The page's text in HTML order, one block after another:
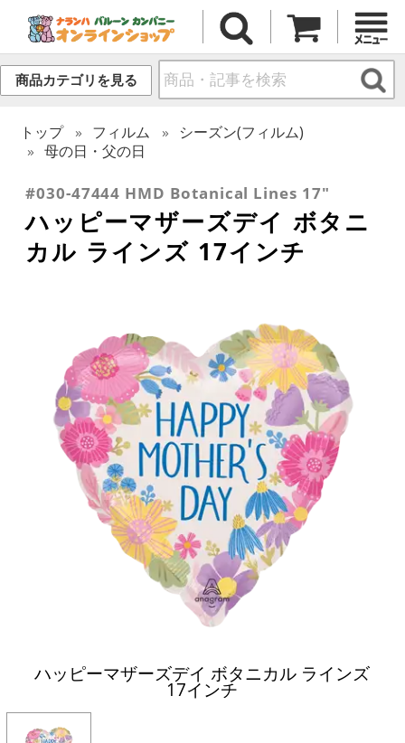
商品カテゴリを見る
トップ フィルム
シーズン(フィルム)
母の日・父の日
#030-47444 HMD Botanical Lines 17"
ハッピーマザーズデイ ボタニ
カル ラインズ 17インチ
ハッピーマザーズデイ ボタニカル ラインズ
17インチ